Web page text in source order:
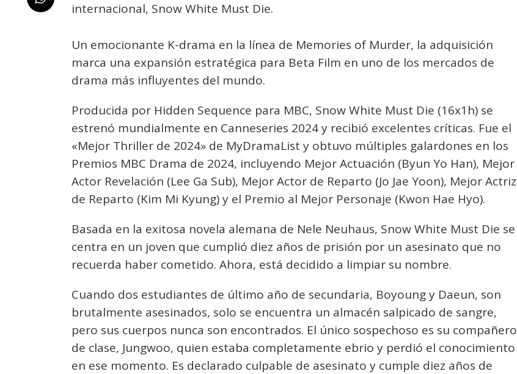
internacional, Snow White Must Die.
Un emocionante K-drama en la línea de Memories of Murder, la adquisición
marca una expansión estratégica para Beta Film en uno de los mercados de
drama más influyentes del mundo.
Producida por Hidden Sequence para MBC, Snow White Must Die (16x1h) se
estrenó mundialmente en Canneseries 2024 y recibió excelentes críticas. Fue el
«Mejor Thriller de 2024» de MyDramaList y obtuvo múltiples galardones en los
Premios MBC Drama de 2024, incluyendo Mejor Actuación (Byun Yo Han), Mejor
Actor Revelación (Lee Ga Sub), Mejor Actor de Reparto (Jo Jae Yoon), Mejor Actriz
de Reparto (Kim Mi Kyung) y el Premio al Mejor Personaje (Kwon Hae Hyo).
Basada en la exitosa novela alemana de Nele Neuhaus, Snow White Must Die se
centra en un joven que cumplió diez años de prisión por un asesinato que no
recuerda haber cometido. Ahora, está decidido a limpiar su nombre.
Cuando dos estudiantes de último año de secundaria, Boyoung y Daeun, son
brutalmente asesinados, solo se encuentra un almacén salpicado de sangre,
pero sus cuerpos nunca son encontrados. El único sospechoso es su compañero
de clase, Jungwoo, quien estaba completamente ebrio y perdió el conocimiento
en ese momento. Es declarado culpable de asesinato y cumple diez años de